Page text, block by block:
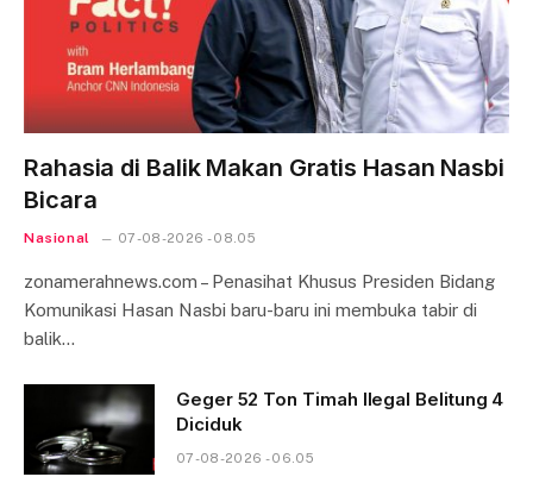
Rahasia di Balik Makan Gratis Hasan Nasbi
Bicara
Nasional 07-08-2026 - 08.05
zonamerahnews.com – Penasihat Khusus Presiden Bidang
Komunikasi Hasan Nasbi baru-baru ini membuka tabir di
balik…
Geger 52 Ton Timah Ilegal Belitung 4
Diciduk
07-08-2026 - 06.05